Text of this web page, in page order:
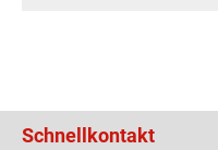
Schnellkontakt